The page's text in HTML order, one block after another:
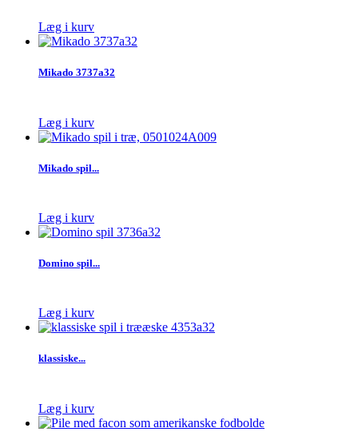
Læg i kurv
Mikado 3737a32
Læg i kurv
Mikado spil...
Læg i kurv
Domino spil...
Læg i kurv
klassiske...
Læg i kurv